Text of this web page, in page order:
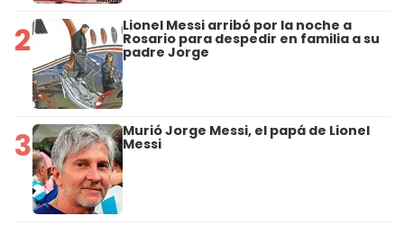
2 Lionel Messi arribó por la noche a
Rosario para despedir en familia a su
padre Jorge
3 Murió Jorge Messi, el papá de Lionel
Messi